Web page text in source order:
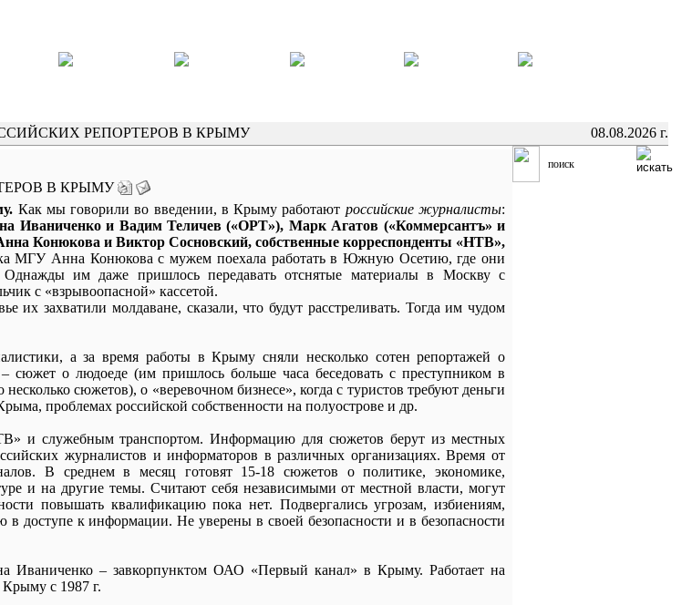
РЕПОРТЕРОВ В КРЫМУ
08.08.2026 г.
В КРЫМУ
Как мы говорили во введении, в Крыму работают российские журналисты:
Иваниченко и Вадим Теличев («ОРТ»), Марк Агатов («Коммерсантъ» и
Конюкова и Виктор Сосновский, собственные корреспонденты «НТВ»,
МГУ Анна Конюкова с мужем поехала работать в Южную Осетию, где они
им даже пришлось передавать отснятые материалы в Москву с
с «взрывоопасной» кассетой.
их захватили молдаване, сказали, что будут расстреливать. Тогда им чудом
а за время работы в Крыму сняли несколько сотен репортажей о
сюжет о людоеде (им пришлось больше часа беседовать с преступником в
сюжетов), о «веревочном бизнесе», когда с туристов требуют деньги
проблемах российской собственности на полуострове и др.
и служебным транспортом. Информацию для сюжетов берут из местных
журналистов и информаторов в различных организациях. Время от
В среднем в месяц готовят 15-18 сюжетов о политике, экономике,
и на другие темы. Считают себя независимыми от местной власти, могут
повышать квалификацию пока нет. Подвергались угрозам, избиениям,
доступе к информации. Не уверены в своей безопасности и в безопасности
Иваниченко – завкорпунктом ОАО «Первый канал» в Крыму. Работает на
Крыму с 1987 г.